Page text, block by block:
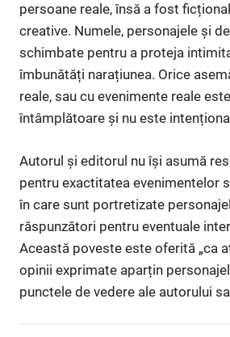
persoane reale, însă a fost
creative. Numele, personajele și
schimbate pentru a proteja
îmbunătăți narațiunea. Orice
reale, sau cu evenimente reale
întâmplătoare și nu este
Autorul și editorul nu își asumă
pentru exactitatea evenimentelor
în care sunt portretizate
răspunzători pentru eventuale
Această poveste este oferită „ca
opinii exprimate aparțin
punctele de vedere ale autorului